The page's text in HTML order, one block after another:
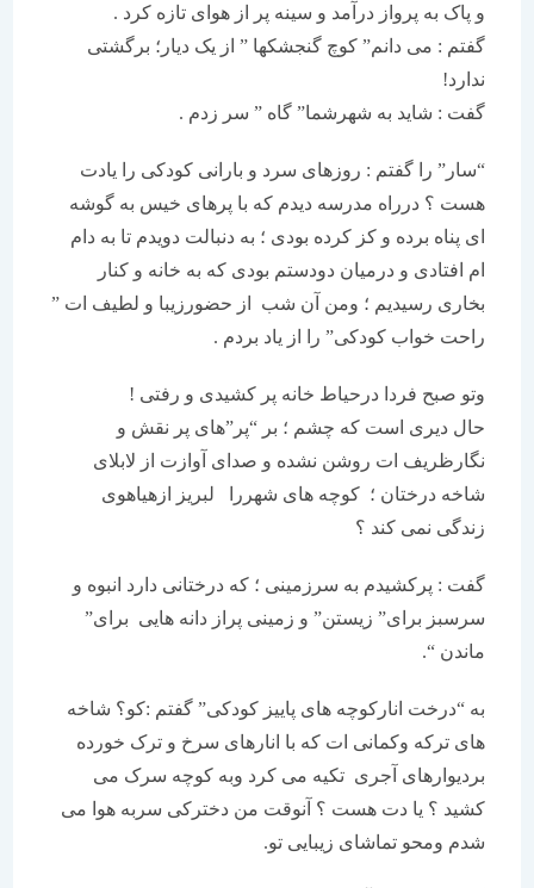
و پاک به پرواز درآمد و سینه پر از هوای تازه کرد .
گفتم : می دانم” کوچ گنجشکها ” از یک دیار؛ برگشتی
گفت : شاید به شهرشما” گاه ” سر زدم .
“سار” را گفتم : روزهای سرد و بارانی کودکی را یادت
هست ؟ درراه مدرسه دیدم که با پرهای خیس به گوشه
ای پناه برده و کز کرده بودی ؛ به دنبالت دویدم تا به دام
ام افتادی و درمیان دودستم بودی که به خانه و کنار
بخاری رسیدیم ؛ ومن آن شب از حضورزیبا و لطیف ات ”
راحت خواب کودکی” را از یاد بردم .
وتو صبح فردا درحیاط خانه پر کشیدی و رفتی !
حال دیری است که چشم ؛ بر “پر”های پر نقش و
نگارظریف ات روشن نشده و صدای آوازت از لابلای
شاخه درختان ؛ کوچه های شهررا لبریز ازهیاهوی
زندگی نمی کند ؟
گفت : پرکشیدم به سرزمینی ؛ که درختانی دارد انبوه و
سرسبز برای” زیستن” و زمینی پراز دانه هایی برای”
ماندن “.
به “درخت انارکوچه های پاییز کودکی” گفتم :کو؟ شاخه
های ترکه وکمانی ات که با انارهای سرخ و ترک خورده
بردیوارهای آجری تکیه می کرد وبه کوچه سرک می
کشید ؟ یا دت هست ؟ آنوقت من دخترکی سربه هوا می
شدم ومحو تماشای زیبایی تو.